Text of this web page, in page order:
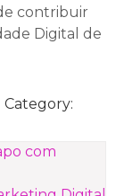
contribuir
Digital de
Category:
com